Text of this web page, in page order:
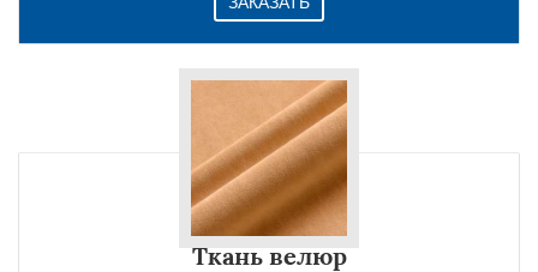
Ткань велюр